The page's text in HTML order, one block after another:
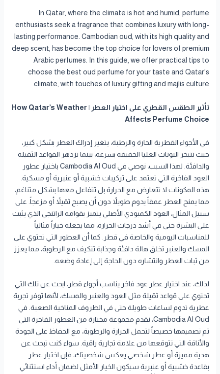
In Qatar, where the climate is hot and humid, perfume
enthusiasts seek a fragrance that combines luxury with long-
lasting performance. Cambodian oud, with its high quality and
deep scent, has become the top choice for lovers of premium
Arabic perfumes. In this guide, we offer practical tips to
choose the best oud perfume for your taste and Qatar’s
climate, with touches of luxury gifting and majlis culture.
تأثير الطقس القطري على اختيار العطر | How Qatar’s Weather
Affects Perfume Choice
في الأجواء القطرية الحارة والرطبة، يتغير إدراك العطر بشكل كبير،
حيث تتبخر النوتات العليا الخفيفة بسرعة، بينما تزدهر القواعد الثقيلة
والدافئة. لهذا السبب، نوصي في Cambodia Al Oud باختيار عطور
العود الفاخرة التي تعتمد على تركيبات خشبية أو عنبرية أو مسكية.
هذه المكونات لا تتعارض مع الحرارة بل تتفاعل معها بشكل متناغم،
مما يمنح العطر عمقاً يدوم طويلاً دون أن يصبح ثقيلاً أو مزعجاً. على
سبيل المثال، العود الكمبودي الأصلي يتميز بقوامه الراتنجي الذي يثبت
على البشرة حتى في أشد درجات الحرارة، مما يجعله خياراً مثالياً
للمناسبات اليومية والخاصة في قطر. كما أن العطور التي تحتوي على
المسك والعنبر تخلق هالة دافئة وجذابة تتكيف مع الرطوبة، مما يعزز
من ثبات العطر وانتشاره دون الحاجة إلى إعادة وضعه.
لذلك، عند اختيار عطر عود فاخر يناسب أجواء قطر، ابحث عن تلك التي
تحتوي على قواعد ثقيلة مثل العود والعنبر والمسك، لأنها توفر تجربة
عطرية تدوم لساعات طويلة حتى في الظروف المناخية الصعبة. في
Cambodia Al Oud، نقدم مجموعة مختارة من العطور الفاخرة التي
تم تصميمها خصيصاً لتحمل الحرارة والرطوبة، مع الحفاظ على الجودة
والأناقة التي تتوقعها من علامة تجارية راقية. سواء كنت تبحث عن
هدية مميزة أو عطر شخصي يعكس شخصيتك، فإن اختيار عطر
بقاعدة خشبية أو عنبرية سيكون الخيار الأمثل لضمان أداء استثنائي